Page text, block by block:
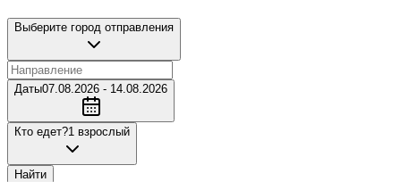
Выберите город отправления
Даты07.08.2026 - 14.08.2026
Кто едет?1 взрослый
Найти